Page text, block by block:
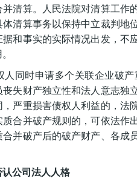
清算。人民法院对清算工作
清算事务以保持中立裁判
和事实的实际情况出发，不
人同时申请多个关联企业破
失财产独立性和法人意志
严重损害债权人利益的，
合并破产规则的，可依法
合并破产后的破产财产、各
公司法人人格